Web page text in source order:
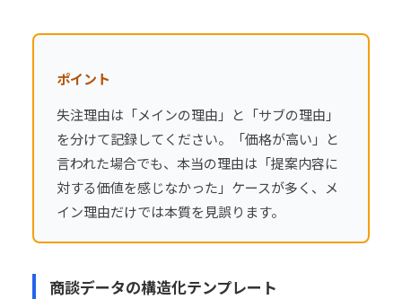
ポイント
失注理由は「メインの理由」と「サブの理由」
を分けて記録してください。「価格が高い」と
言われた場合でも、本当の理由は「提案内容に
対する価値を感じなかった」ケースが多く、メ
イン理由だけでは本質を見誤ります。
商談データの構造化テンプレート